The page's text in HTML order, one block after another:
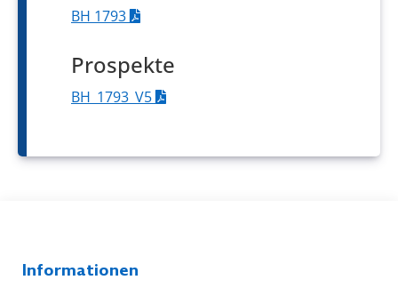
BH 1793
Prospekte
BH_1793_V5
Informationen